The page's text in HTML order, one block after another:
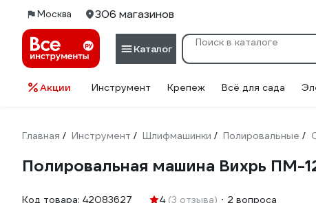
Москва 306 магазинов
Каталог
Акции Инструмент Крепеж Всё для сада
Главная / Инструмент / Шлифмашинки / Полировальные /
Полировальная машина Вихрь ПМ-
Код товара: 42083627 4 (3 отзыва) 2 вопроса